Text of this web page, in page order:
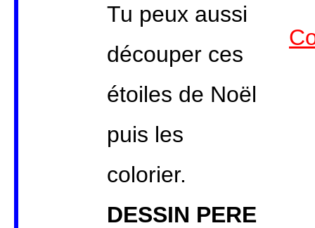
Tu peux aussi
découper ces
étoiles de Noël
puis les
colorier.
DESSIN PERE